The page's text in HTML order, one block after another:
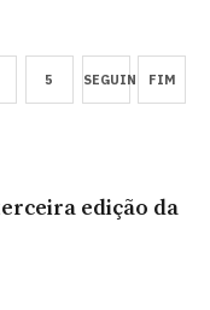
5 SEGUINTEFIM
edição da